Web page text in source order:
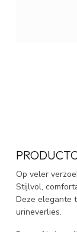
Op veler
Stijlvol,
Deze elegante
urineverlies.